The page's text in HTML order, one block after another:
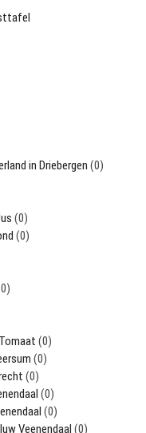
in Driebergen (0)
(0)
(0)
(0)
(0)
(0)
(0)
(0)
Veenendaal (0)